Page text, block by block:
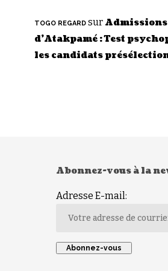
TOGO REGARDsur Admissions
d’Atakpamé : Test
les candidats
Abonnez-vous à la
Adresse E-mail: